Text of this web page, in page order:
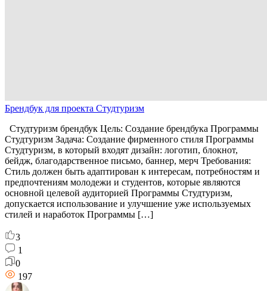
Брендбук для проекта Студтуризм
Студтуризм брендбук Цель: Создание брендбука Программы
Студтуризм Задача: Создание фирменного стиля Программы
Студтуризм, в который входят дизайн: логотип, блокнот,
бейдж, благодарственное письмо, баннер, мерч Требования:
Стиль должен быть адаптирован к интересам, потребностям и
предпочтениям молодежи и студентов, которые являются
основной целевой аудиторией Программы Студтуризм,
допускается использование и улучшение уже используемых
стилей и наработок Программы […]
3
1
0
197